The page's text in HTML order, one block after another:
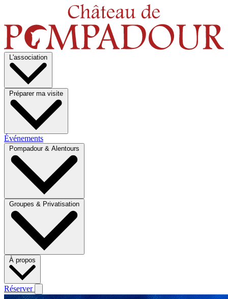
L'association
Préparer ma visite
Événements
Pompadour & Alentours
Groupes & Privatisation
À propos
Réserver